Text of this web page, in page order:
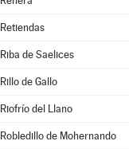
Retiendas
Riba de Saelices
Rillo de Gallo
Riofrío del Llano
Robledillo de Mohernando